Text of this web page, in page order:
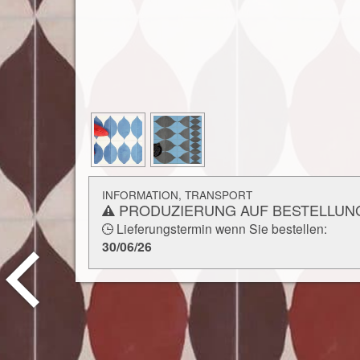
INFORMATION, TRANSPORT
PRODUZIERUNG AUF
Lieferungstermin wenn Sie bestellen:
30/06/26